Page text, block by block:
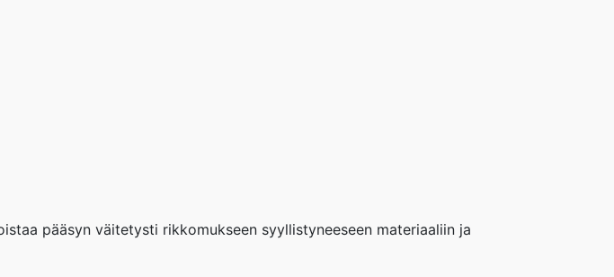
pääsyn väitetysti rikkomukseen syyllistyneeseen materiaaliin ja